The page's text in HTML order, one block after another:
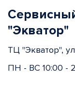
"Экватор"
ТЦ "Экватор",
ПН - ВС 10:00 -